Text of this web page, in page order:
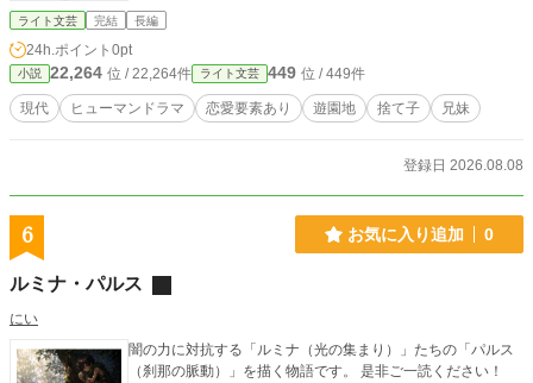
ライト文芸 完結 長編
24h.ポイント 0pt
小説 22,264 位 / 22,264件 ライト文芸 449 位 / 449件
現代 ヒューマンドラマ 恋愛要素あり 遊園地 捨て子 兄妹
登録日 2026.08.08
6 お気に入り追加 0
ルミナ・パルス
にい
闇の力に対抗する「ルミナ（光の集まり）」たちの「パルス
（刹那の脈動）」を描く物語です。 是非ご一読ください！